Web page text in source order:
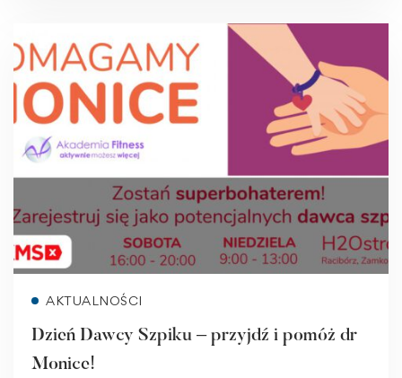
AKTUALNOŚCI
Dzień Dawcy Szpiku – przyjdź i pomóż dr
Monice!